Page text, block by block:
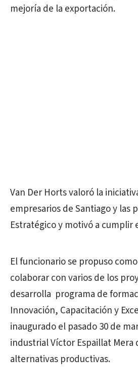
mejoría de la exportación.
Van Der Horts valoró la
empresarios de Santiago y las
Estratégico y motivó a cumplir
El funcionario se propuso
colaborar con varios de los
desarrolla programa de
Innovación, Capacitación y
inaugurado el pasado 30 de
industrial Víctor Espaillat Mera
alternativas productivas.